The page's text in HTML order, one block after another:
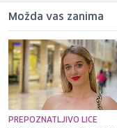
Možda vas zanima
PREPOZNATLJIVO LICE